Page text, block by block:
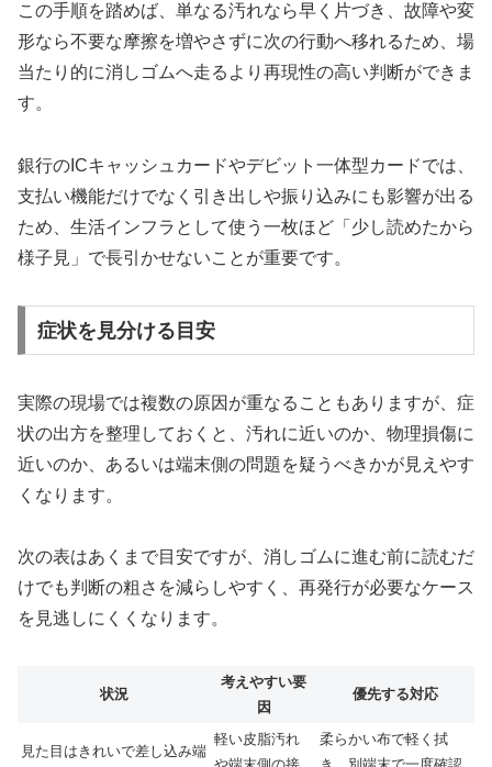
この手順を踏めば、単なる汚れなら早く片づき、故障や変
形なら不要な摩擦を増やさずに次の行動へ移れるため、場
当たり的に消しゴムへ走るより再現性の高い判断ができま
す。
銀行のICキャッシュカードやデビット一体型カードでは、
支払い機能だけでなく引き出しや振り込みにも影響が出る
ため、生活インフラとして使う一枚ほど「少し読めたから
様子見」で長引かせないことが重要です。
症状を見分ける目安
実際の現場では複数の原因が重なることもありますが、症
状の出方を整理しておくと、汚れに近いのか、物理損傷に
近いのか、あるいは端末側の問題を疑うべきかが見えやす
くなります。
次の表はあくまで目安ですが、消しゴムに進む前に読むだ
けでも判断の粗さを減らしやすく、再発行が必要なケース
を見逃しにくくなります。
状況
考えやすい要
因
優先する対応
見た目はきれいで差し込み端
軽い皮脂汚れ
柔らかい布で軽く拭